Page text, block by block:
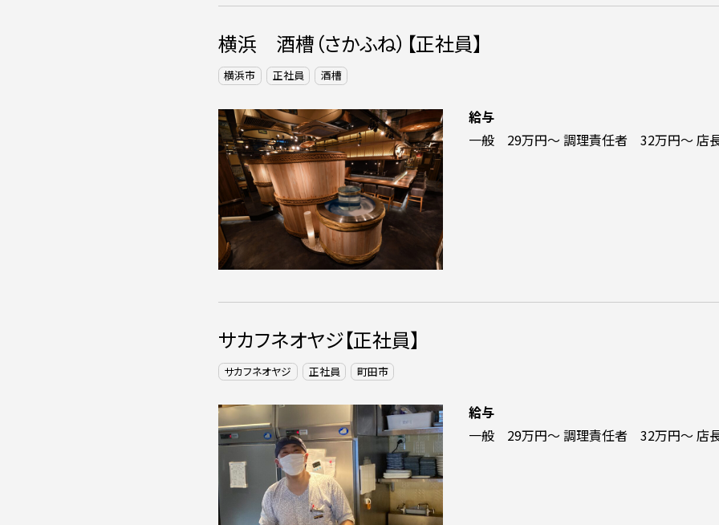
横浜 酒槽（さかふね）【正社員】
横浜市 正社員 酒槽
給与
一般 29万円～ 調理責任者 32万円～ 店
サカフネオヤジ【正社員】
サカフネオヤジ 正社員 町田市
給与
一般 29万円～ 調理責任者 32万円～ 店